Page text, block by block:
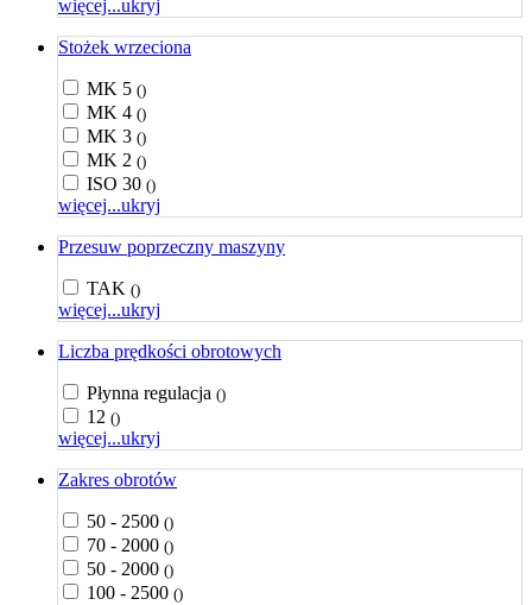
więcej...ukryj
Stożek wrzeciona
MK 5 ()
MK 4 ()
MK 3 ()
MK 2 ()
ISO 30 ()
więcej...ukryj
Przesuw poprzeczny maszyny
TAK ()
więcej...ukryj
Liczba prędkości obrotowych
Płynna regulacja ()
12 ()
więcej...ukryj
Zakres obrotów
50 - 2500 ()
70 - 2000 ()
50 - 2000 ()
100 - 2500 ()